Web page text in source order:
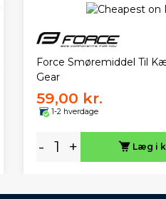
Force Smøremiddel Til
Gear
59,00 kr.
1-2 hverdage
- + Læg i